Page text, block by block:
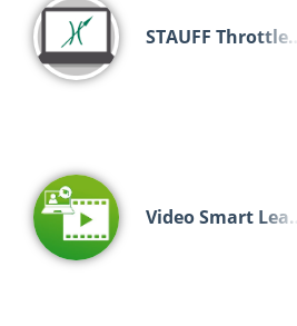
STAUFF Throttle…
Video Smart Lea…